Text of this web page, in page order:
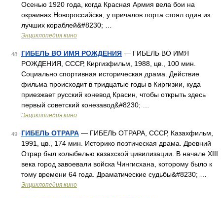
Осенью 1920 года, когда Красная Армия вела бои на
окраинах Новороссийска, у причалов порта стоял один из
лучших кораблей&#8230; …
Энциклопедия кино
48 ГИБЕЛЬ ВО ИМЯ РОЖДЕНИЯ — ГИБЕЛЬ ВО ИМЯ
РОЖДЕНИЯ, СССР, Киргизфильм, 1988, цв., 100 мин.
Социально спортивная историческая драма. Действие
фильма происходит в тридцатые годы в Киргизии, куда
приезжает русский коневод Красин, чтобы открыть здесь
первый советский конезавод&#8230; …
Энциклопедия кино
49 ГИБЕЛЬ ОТРАРА — ГИБЕЛЬ ОТРАРА, СССР, Казахфильм,
1991, цв., 174 мин. Историко поэтическая драма. Древний
Отрар был колыбелью казахской цивилизации. В начале XIII
века город завоевали войска Чингисхана, которому было к
тому времени 64 года. Драматические судьбы&#8230; …
Энциклопедия кино